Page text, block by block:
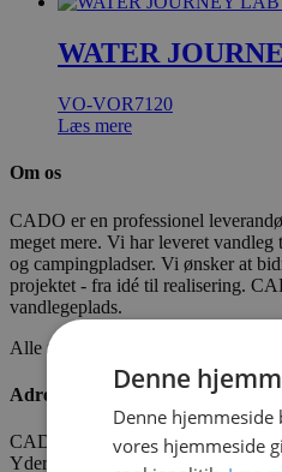
WATER
VO-VOR7120
Læs mere
Om os
CADO er en professionel
meget mere. Vi har leveret
og campingpladser. Vi ønsker at
projektet - fra idé til realisering.
vandlegeplads.
Alle fakta om CADO er tilgængelige
Adresse
CADO AQUA Danmark
Yderholmvej 35
Denne
Denne
vores hjemmeside